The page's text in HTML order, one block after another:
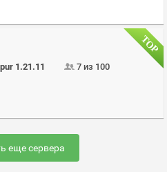
1.21.11 7 из 100
еще сервера